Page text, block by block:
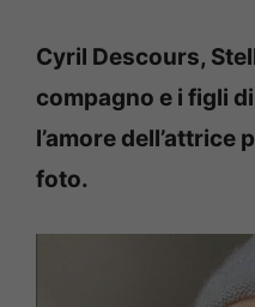
Cyril Descours,
compagno e i figli
l’amore dell’attrice
foto.